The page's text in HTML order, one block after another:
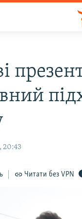
20:43
Читати без VPN